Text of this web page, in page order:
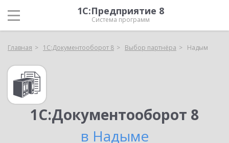
1С:Предприятие 8
Система программ
Главная 1С:Документооборот 8 Выбор партнёра Надым
1С:Документооборот 8
в Надыме